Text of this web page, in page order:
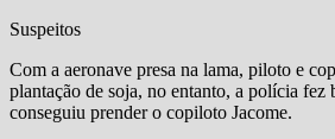
Suspeitos
Com a aeronave presa na lama, piloto e
plantação de soja, no entanto, a polícia fez
conseguiu prender o copiloto Jacome.